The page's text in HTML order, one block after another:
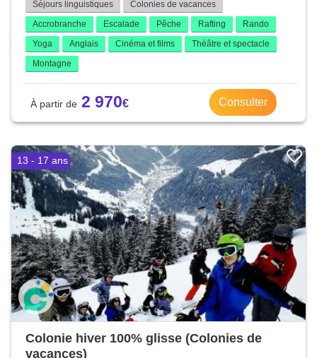
Séjours linguistiques
Colonies de vacances
Accrobranche
Escalade Pêche Rafting
Rando
Yoga
Anglais Cinéma et films
Théâtre et spectacle
Montagne
2 970 Consulter
13 - 17 ans
Colonie hiver 100% glisse (Colonies de
vacances)